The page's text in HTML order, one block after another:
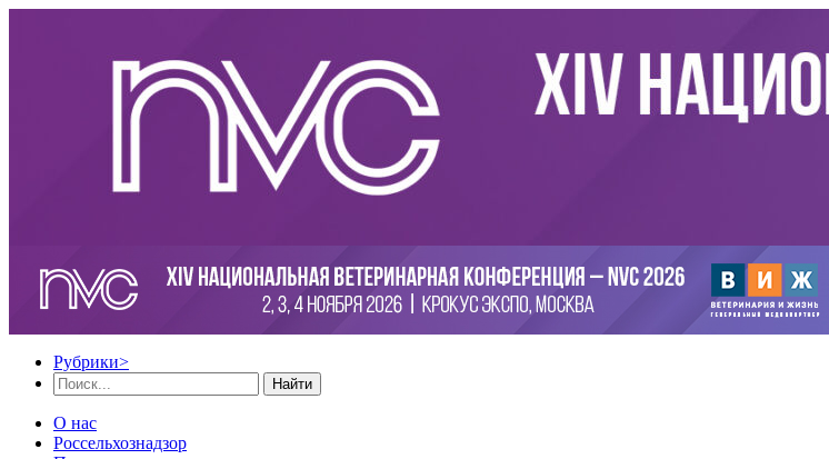
Рубрики>
Найти
О нас
Россельхознадзор